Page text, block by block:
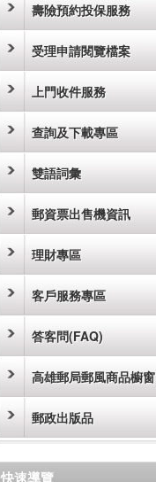
壽險預約投保服務
受理申請閱覽檔案
上門收件服務
查詢及下載專區
雙語詞彙
郵資票出售機資訊
理財專區
客戶服務專區
答客問(FAQ)
高雄郵局郵風商品櫥窗
郵政出版品
快速導覽